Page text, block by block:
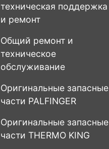
техническая поддержка
и ремонт
Общий ремонт и
техническое
обслуживание
Оригинальные запасные
части PALFINGER
Оригинальные запасные
части THERMO KING